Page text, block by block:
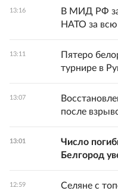
13:16
В МИД РФ
НАТО за
13:11
Пятеро
турнире в
13:07
после
13:01
Число
Белгород
12:59
Селяне с